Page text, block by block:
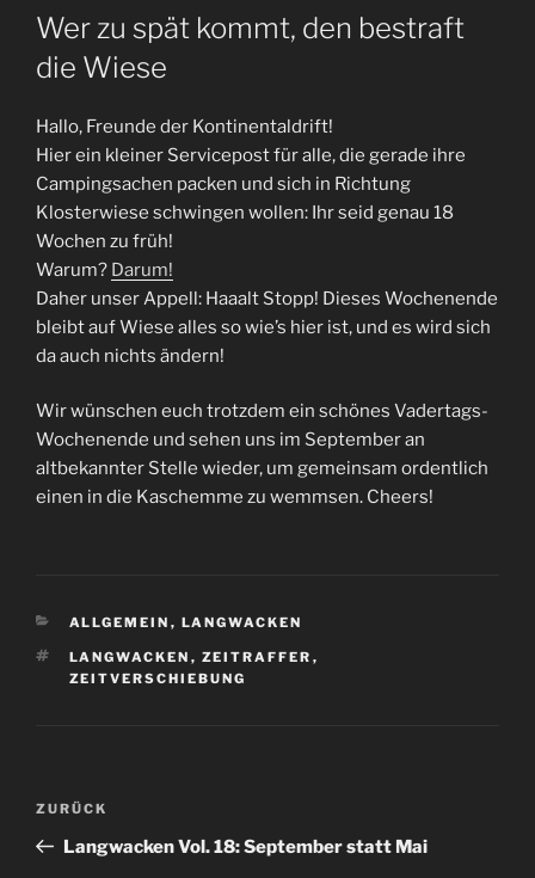
AM
Wer zu spät kommt, den bestraft
die Wiese
Hallo, Freunde der Kontinentaldrift!
Hier ein kleiner Servicepost für alle, die gerade ihre
Campingsachen packen und sich in Richtung
Klosterwiese schwingen wollen: Ihr seid genau 18
Wochen zu früh!
Warum? Darum!
Daher unser Appell: Haaalt Stopp! Dieses Wochenende
bleibt auf Wiese alles so wie’s hier ist, und es wird sich
da auch nichts ändern!
Wir wünschen euch trotzdem ein schönes Vadertags-
Wochenende und sehen uns im September an
altbekannter Stelle wieder, um gemeinsam ordentlich
einen in die Kaschemme zu wemmsen. Cheers!
KATEGORIEN
ALLGEMEIN , LANGWACKEN
SCHLAGWÖRTER
LANGWACKEN , ZEITRAFFER ,
ZEITVERSCHIEBUNG
Beitragsnavigation
Vorheriger
Beitrag
ZURÜCK
Langwacken Vol. 18: September statt Mai